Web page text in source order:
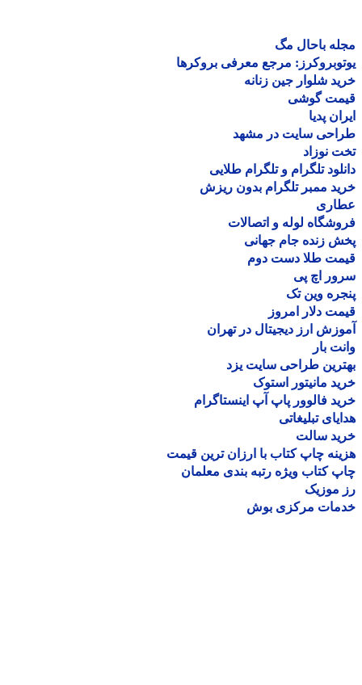
باحال مگ
مرجع معرفی بروکرها
شلوار جین زنانه
گوشی
پدیا
سایت در مشهد
نوزاد
تلگرام و تلگرام طلایی
ممبر تلگرام بدون ریزش
لوله و اتصالات
زنده جام جهانی
طلا دست دوم
اچ پی
وین تک
دلار امروز
ارز دیجیتال در تهران
بار
طراحی سایت یزد
مانیتور استوک
فالوور پاپ آپ اینستاگرام
تبلیغاتی
سالت
چاپ کتاب با ارزان ترین قیمت
کتاب ویژه رتبه بندی معلمان
موزیک
مرکزی بوش